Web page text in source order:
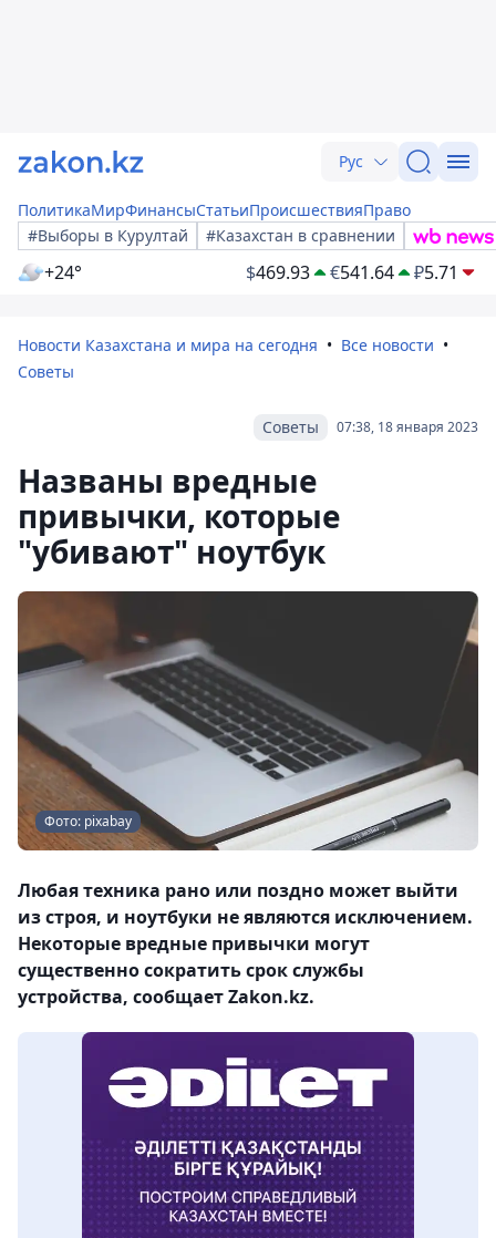
Рус
ПолитикаМирФинансыСтатьиПроисшествияПраво
#Выборы в Курултай
#Казахстан в сравнении
+24° $469.93 €541.64 ₽5.71
Новости Казахстана и мира на сегодня
Все новости
Советы
07:38, 18 января 2023
Советы
Названы вредные
привычки, которые
"убивают" ноутбук
Фото: pixabay
Любая техника рано или поздно может выйти
из строя, и ноутбуки не являются исключением.
Некоторые вредные привычки могут
существенно сократить срок службы
устройства, сообщает Zakon.kz.